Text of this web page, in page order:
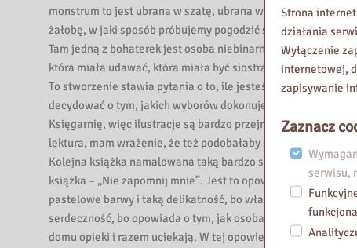
o
d
o
w
e
j
w
W
r
z
monstrum to jest ubrana w szatę, ubrana w historię
żałobę, w jaki sposób próbujemy pogodzić się ze swoimi
Tam jedną z bohaterek jest osoba niebinarne i to jest bardzo
która miała udawać, która miała być siostrą wskrzeszoną,
To stworzenie stawia pytania o to, ile jesteśmy w stanie
decydować o tym, jakich wyborów dokonujemy, więc ważkie
Księgarnię, więc ilustracje są bardzo przejrzyste, ale
lektura, mam wrażenie, że też podobałaby się dorosłym.
Kolejna książka namalowana taką bardzo subtelną
książka – „Nie zapomnij mnie”. Jest to opowieść o miłości
pastelowe barwy i taką delikatność, bo właśnie ta historia
serdeczność, bo opowiada o tym, jak osoba wnucza wykrada
domu opieki i razem uciekają. W tej opowieści jest mnóstwo
Strona
działania
Wyłączenie
internetowej,
zapisywanie
Zaznacz
serwisu,